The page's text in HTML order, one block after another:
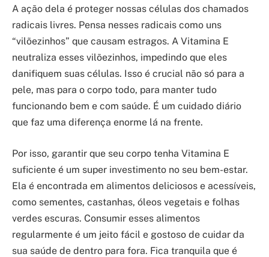
A ação dela é proteger nossas células dos chamados
radicais livres. Pensa nesses radicais como uns
“vilõezinhos” que causam estragos. A Vitamina E
neutraliza esses vilõezinhos, impedindo que eles
danifiquem suas células. Isso é crucial não só para a
pele, mas para o corpo todo, para manter tudo
funcionando bem e com saúde. É um cuidado diário
que faz uma diferença enorme lá na frente.
Por isso, garantir que seu corpo tenha Vitamina E
suficiente é um super investimento no seu bem-estar.
Ela é encontrada em alimentos deliciosos e acessíveis,
como sementes, castanhas, óleos vegetais e folhas
verdes escuras. Consumir esses alimentos
regularmente é um jeito fácil e gostoso de cuidar da
sua saúde de dentro para fora. Fica tranquila que é